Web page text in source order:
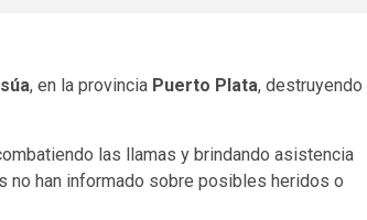
, en la provincia Puerto Plata, destruyendo
las llamas y brindando asistencia
no han informado sobre posibles heridos o